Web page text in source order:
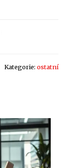
Kategorie: ostatní